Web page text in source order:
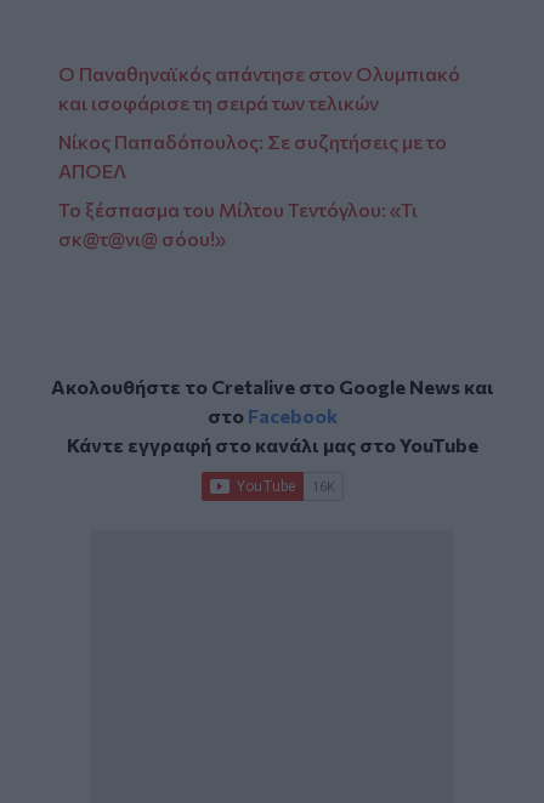
Ο Παναθηναϊκός απάντησε στον Ολυμπιακό
και ισοφάρισε τη σειρά των τελικών
Νίκος Παπαδόπουλος: Σε συζητήσεις με το
ΑΠΟΕΛ
Το ξέσπασμα του Μίλτου Τεντόγλου: «Τι
σκ@τ@νι@ σόου!»
Ακολουθήστε το Cretalive στο Google Newsκαι
στο Facebook
Κάντε εγγραφή στο κανάλι μας στοYouTube